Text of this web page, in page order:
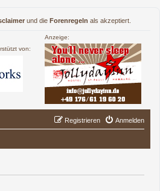
und die Forenregeln als akzeptiert.
von:
Anzeige:
Anmelden
Registrieren